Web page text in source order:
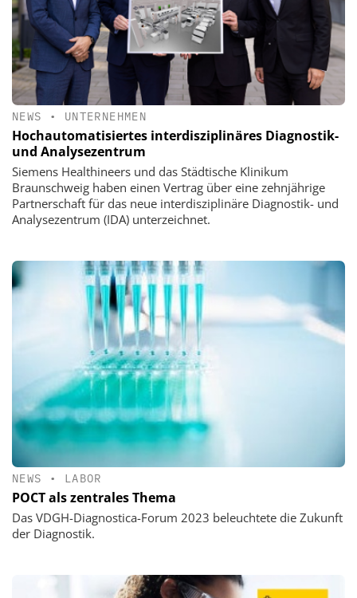
NEWS • UNTERNEHMEN
Hochautomatisiertes interdisziplinäres Diagnostik-
und Analysezentrum
Siemens Healthineers und das Städtische Klinikum
Braunschweig haben einen Vertrag über eine zehnjährige
Partnerschaft für das neue interdisziplinäre Diagnostik- und
Analysezentrum (IDA) unterzeichnet.
NEWS • LABOR
POCT als zentrales Thema
Das VDGH-Diagnostica-Forum 2023 beleuchtete die Zukunft
der Diagnostik.